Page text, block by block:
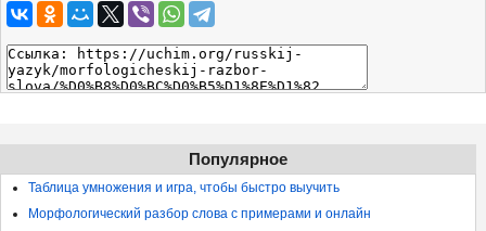
Популярное
Таблица умножения и игра, чтобы быстро выучить
Морфологический разбор слова с примерами и онлайн